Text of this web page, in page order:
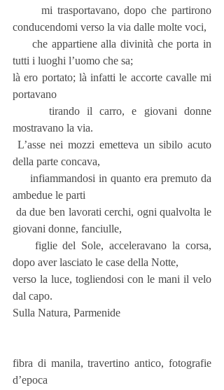
conducendomi verso la via dalle molte voci,
     che appartiene alla divinità che porta in
tutti i luoghi l’uomo che sa;
là ero portato; là infatti le accorte cavalle mi
portavano
mostravano la via.
della parte concava,
ambedue le parti
giovani donne, fanciulle,
dopo aver lasciato le case della Notte,
verso la luce, togliendosi con le mani il velo
dal capo.
Sulla Natura, Parmenide
fibra di manila, travertino antico, fotografie
d’epoca